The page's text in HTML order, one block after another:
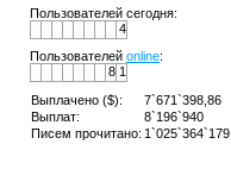
Пользователей сегодня:
4
Пользователей online:
8 1
Выплачено ($):
7`671`398,86
Выплат:
8`196`940
Писем прочитано: 1`025`364`179